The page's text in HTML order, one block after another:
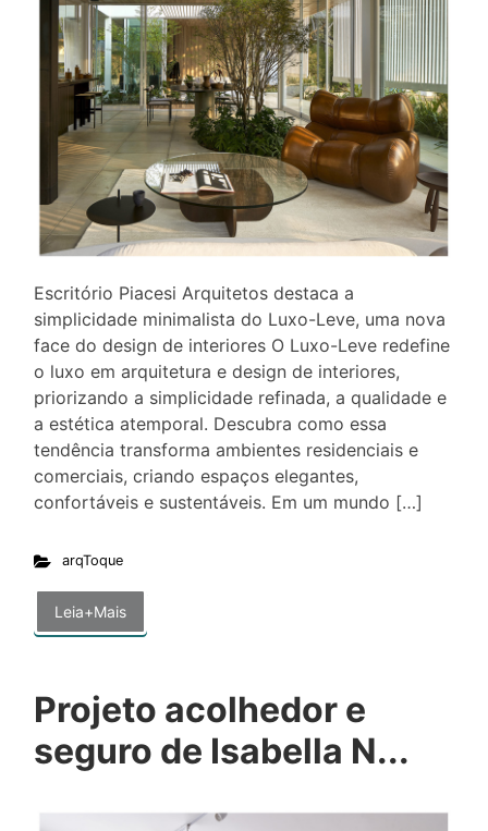
Escritório Piacesi Arquitetos destaca a
simplicidade minimalista do Luxo-Leve, uma nova
face do design de interiores O Luxo-Leve redefine
o luxo em arquitetura e design de interiores,
priorizando a simplicidade refinada, a qualidade e
a estética atemporal. Descubra como essa
tendência transforma ambientes residenciais e
comerciais, criando espaços elegantes,
confortáveis e sustentáveis. Em um mundo […]
arqToque
Leia+Mais
Projeto acolhedor e
seguro de Isabella N...